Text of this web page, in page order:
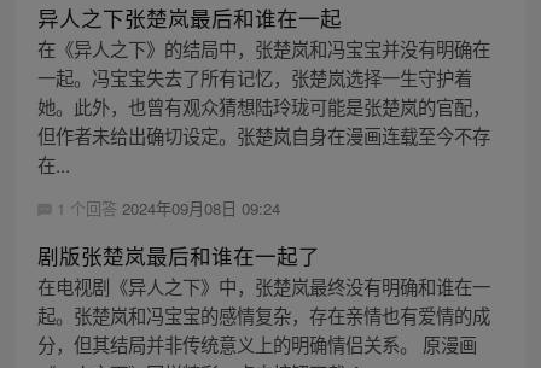
异人之下张楚岚最后和谁在一起
在《异人之下》的结局中，张楚岚和冯宝宝并没有明确在
一起。冯宝宝失去了所有记忆，张楚岚选择一生守护着
她。此外，也曾有观众猜想陆玲珑可能是张楚岚的官配，
但作者未给出确切设定。张楚岚自身在漫画连载至今不存
在...
1 个回答 2024年09月08日 09:24
剧版张楚岚最后和谁在一起了
在电视剧《异人之下》中，张楚岚最终没有明确和谁在一
起。张楚岚和冯宝宝的感情复杂，存在亲情也有爱情的成
分，但其结局并非传统意义上的明确情侣关系。 原漫画